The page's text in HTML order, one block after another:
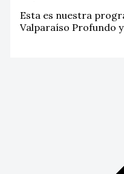
Esta es nuestra
Valparaíso Profundo y